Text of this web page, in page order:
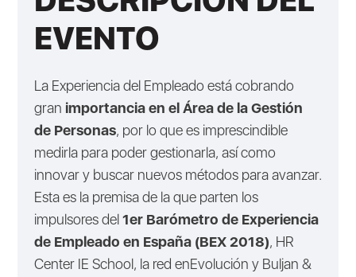
EVENTO
La Experiencia del Empleado está cobrando
gran importancia en el Área de la Gestión
de Personas, por lo que es imprescindible
medirla para poder gestionarla, así como
innovar y buscar nuevos métodos para avanzar.
Esta es la premisa de la que parten los
impulsores del1er Barómetro de Experiencia
de Empleado en España (BEX 2018), HR
Center IE School, la red enEvolución y Buljan &